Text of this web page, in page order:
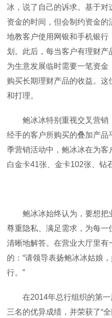
冰，说了自己的诉求。基于
资金的时间，但会制约资金
地教客户使用网银和手机银行
划。此后，每当客户有理财产
为生意发展临时需要一笔资
购买长期理财产品的收益。
和打理。
鲍冰冰特别重视交叉营销，
经手的客户所购买的叠加产
季营销活动中，鲍冰冰在为
白金卡41张、金卡102张、
鲍冰冰始终认为，要想把业
尊重隐私、满足需求，为每
清晰地解答。在营业大厅里
的：“请领导表扬鲍冰冰姑娘
行。”
在2014年总行组织的第一
三名的优异成绩，并荣获了“